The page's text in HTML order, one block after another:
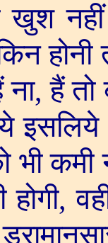
नहीं
होनी
ना,हैं तो
कमी
,